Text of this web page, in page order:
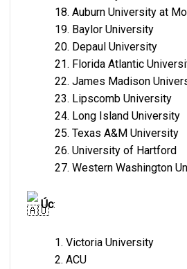
18. Auburn University at
19. Baylor University
20. Depaul University
21. Florida Atlantic
22. James Madison
23. Lipscomb University
24. Long Island University
25. Texas A&M University
26. University of Hartford
27. Western Washington
Úc:
1. Victoria University
2. ACU